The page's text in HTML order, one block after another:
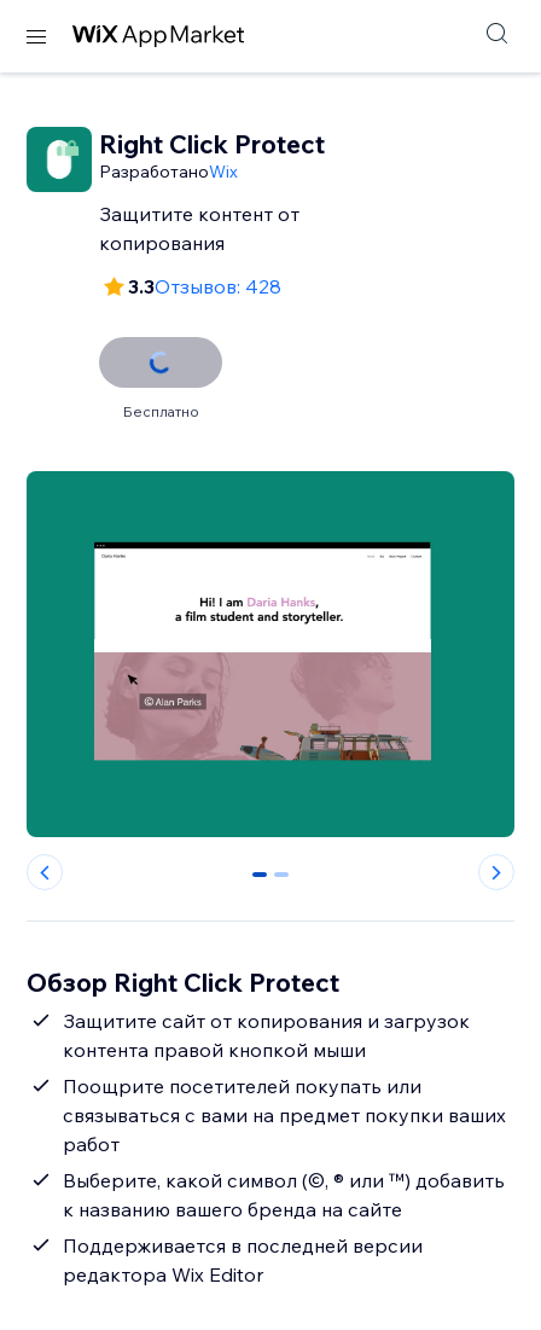
Right Click Protect
РазработаноWix
Защитите контент от
копирования
3.3Отзывов: 428
Бесплатно
0 1
Обзор Right Click Protect
Защитите сайт от копирования и загрузок
контента правой кнопкой мыши
Поощрите посетителей покупать или
связываться с вами на предмет покупки ваших
работ
Выберите, какой символ (©, ® или ™) добавить
к названию вашего бренда на сайте
Поддерживается в последней версии
редактора Wix Editor